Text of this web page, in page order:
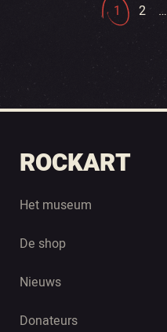
1 2 …
ROCKART
Het museum
De shop
Nieuws
Donateurs